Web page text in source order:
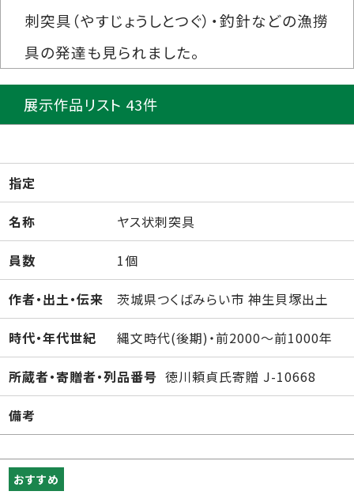
刺突具（やすじょうしとつぐ）・釣針などの漁撈
具の発達も見られました。
展示作品リスト 43件
指定
名称 ヤス状刺突具
員数 1個
作者・出土・伝来 茨城県つくばみらい市 神生貝塚出土
時代・年代世紀 縄文時代(後期)・前2000～前1000年
所蔵者・寄贈者・列品番号 徳川頼貞氏寄贈 J-10668
備考
おすすめ